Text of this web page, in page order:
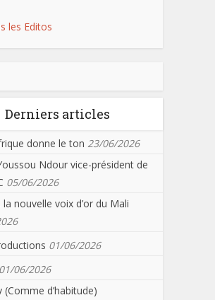
les Editos
Derniers articles
donne le ton 23/06/2026
Ndour vice-président de
05/06/2026
nouvelle voix d’or du Mali
01/06/2026
01/06/2026
(Comme d’habitude)